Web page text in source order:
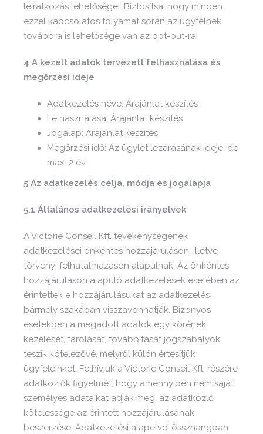
leiratkozás lehetőségei. Biztosítsa, hogy minden
ezzel kapcsolatos folyamat során az ügyfélnek
továbbra is lehetősége van az opt-out-ra!
4 A kezelt adatok tervezett felhasználása és
megőrzési ideje
Adatkezelés neve: Árajánlat készítés
Felhasználása: Árajánlat készítés
Jogalap: Árajánlat készítés
Megőrzési idő: Az ügylet lezárásának ideje, de
max. 2 év
5 Az adatkezelés célja, módja és jogalapja
5.1 Általános adatkezelési irányelvek
A Victorie Conseil Kft. tevékenységének
adatkezelései önkéntes hozzájáruláson, illetve
törvényi felhatalmazáson alapulnak. Az önkéntes
hozzájáruláson alapuló adatkezelések esetében az
érintettek e hozzájárulásukat az adatkezelés
bármely szakában visszavonhatják. Bizonyos
esetekben a megadott adatok egy körének
kezelését, tárolását, továbbítását jogszabályok
teszik kötelezővé, melyről külön értesítjük
ügyfeleinket. Felhívjuk a Victorie Conseil Kft. részére
adatközlők figyelmét, hogy amennyiben nem saját
személyes adataikat adják meg, az adatközlő
kötelessége az érintett hozzájárulásának
beszerzése. Adatkezelési alapelvei összhangban